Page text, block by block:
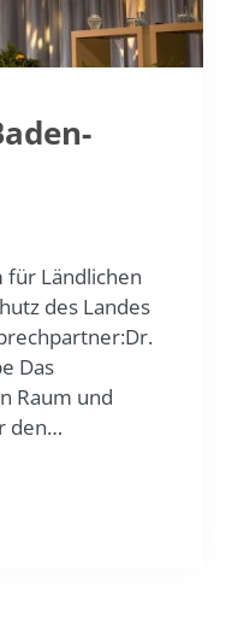
Ländlichen
des Landes
Das
Raum und
den…